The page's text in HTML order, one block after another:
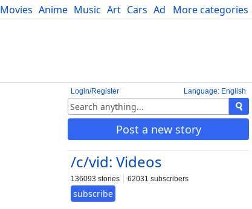
More categories
Movies Anime Music Art Cars Advice Science
Language: English
Login/Register
Post a new story
/c/vid: Videos
136093 stories 62031 subscribers
subscribe